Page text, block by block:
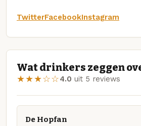
TwitterFacebookInstagram
Wat drinkers zeggen
★★★☆☆4.0 uit 5 reviews
De Hopfan